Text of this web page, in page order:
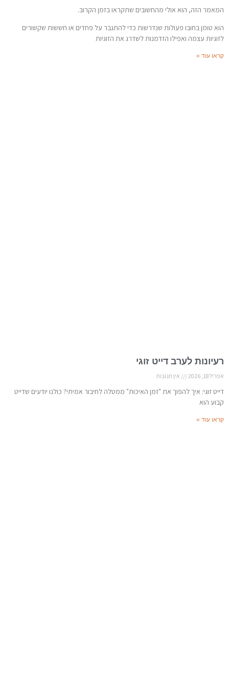
המאמר הזה, הוא אולי מהחשובים שתקראו בזמן הקרוב.
הוא טומן בחובו פעולות שנדרשות כדי להתגבר על פחדים או חששות שקשורים
לזוגיות עצמה ואפילו הזדמנות לשדרג את הזוגיות
קראו עוד »
רעיונות לערב דייט זוגי
אפריל 18, 2026 אין תגובות
דייט זוגי: איך להפוך את "זמן האיכות" ממטלה לחיבור אמיתי? כולנו יודעים שדייט
קבוע הוא
קראו עוד »